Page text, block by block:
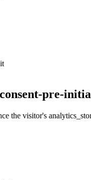
consent-pre-
the visitor's